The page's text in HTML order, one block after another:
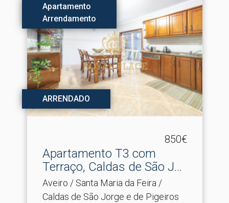
Apartamento
Arrendamento
ARRENDADO
850€
Apartamento T3 com
Terraço, Caldas de São Jor.​
..
Aveiro / Santa Maria da Feira /
Caldas de São Jorge e de Pigeiros